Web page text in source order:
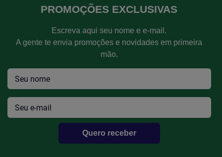
PROMOÇÕES EXCLUSIVAS
Escreva aqui seu nome e e-mail.
A gente te envia promoções e novidades em primeira
mão.
Quero receber